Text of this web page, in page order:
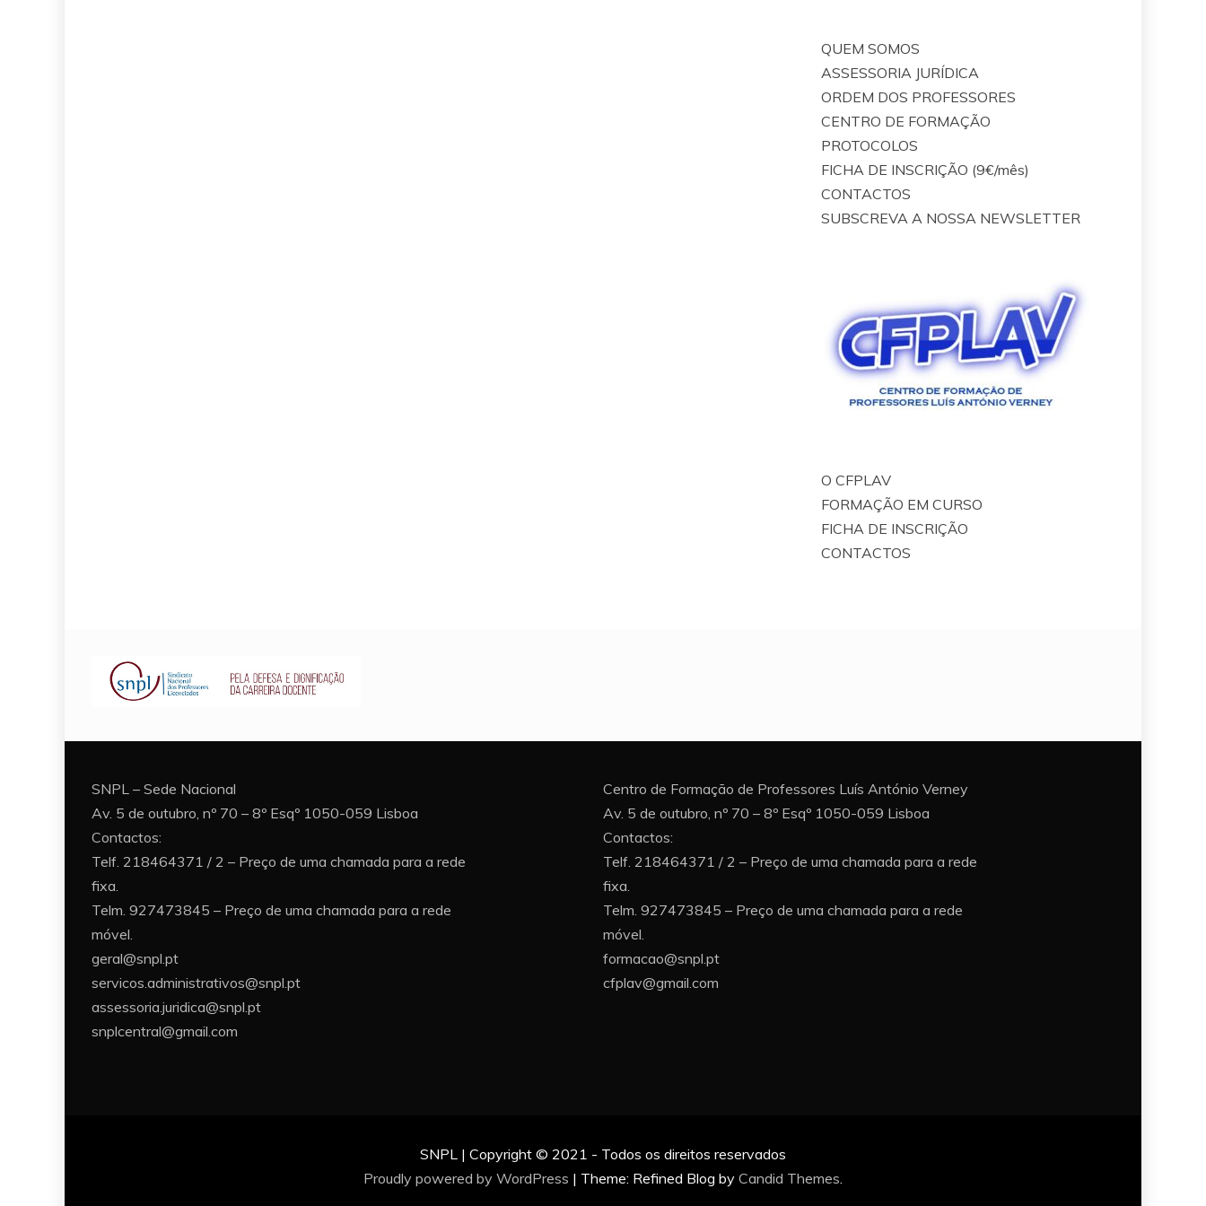
QUEM SOMOS
ASSESSORIA JURÍDICA
ORDEM DOS PROFESSORES
CENTRO DE FORMAÇÃO
PROTOCOLOS
FICHA DE INSCRIÇÃO (9€/mês)
CONTACTOS
SUBSCREVA A NOSSA NEWSLETTER
O CFPLAV
FORMAÇÃO EM CURSO
FICHA DE INSCRIÇÃO
CONTACTOS
SNPL – Sede Nacional
Av. 5 de outubro, nº 70 – 8º Esqº 1050-059 Lisboa
Contactos:
Telf. 218464371 / 2 – Preço de uma chamada para a rede
fixa.
Telm. 927473845 – Preço de uma chamada para a rede
móvel.
geral@snpl.pt
servicos.administrativos@snpl.pt
assessoria.juridica@snpl.pt
snplcentral@gmail.com
Centro de Formação de Professores Luís António Verney
Av. 5 de outubro, nº 70 – 8º Esqº 1050-059 Lisboa
Contactos:
Telf. 218464371 / 2 – Preço de uma chamada para a rede
fixa.
Telm. 927473845 – Preço de uma chamada para a rede
móvel.
formacao@snpl.pt
cfplav@gmail.com
SNPL | Copyright © 2021 - Todos os direitos reservados
Proudly powered by WordPress | Theme: Refined Blog by Candid Themes.